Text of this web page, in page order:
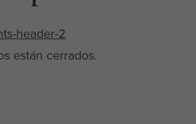
header-2
están cerrados.